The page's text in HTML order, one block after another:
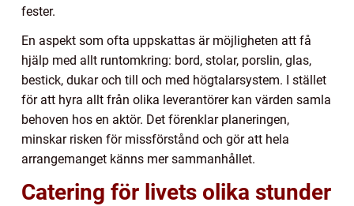
fester.
En aspekt som ofta uppskattas är möjligheten att få
hjälp med allt runtomkring: bord, stolar, porslin, glas,
bestick, dukar och till och med högtalarsystem. I stället
för att hyra allt från olika leverantörer kan värden samla
behoven hos en aktör. Det förenklar planeringen,
minskar risken för missförstånd och gör att hela
arrangemanget känns mer sammanhållet.
Catering för livets olika stunder